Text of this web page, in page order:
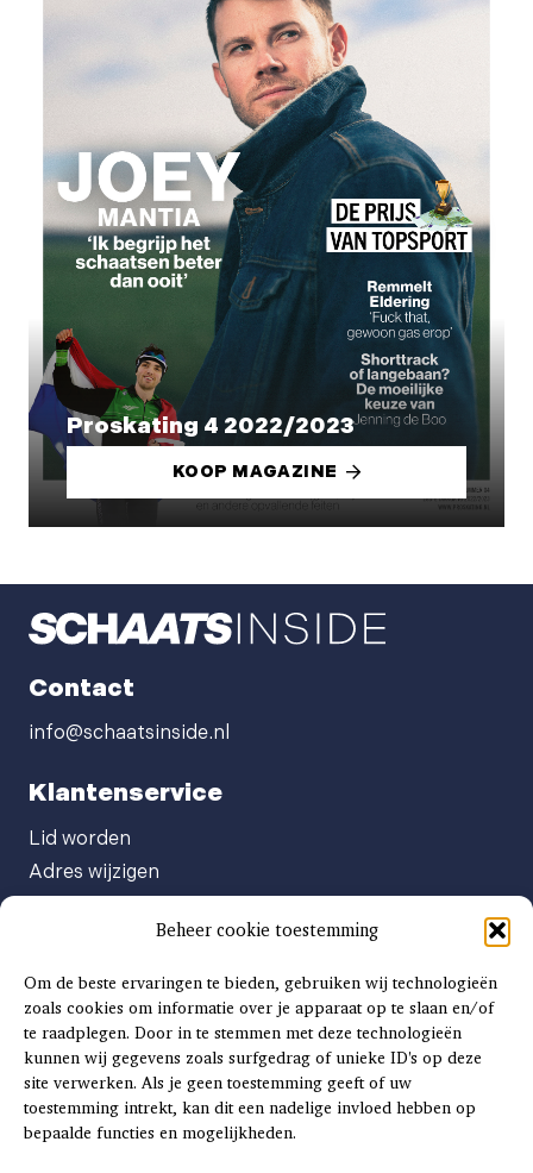
Beheer cookie toestemming
Om de beste ervaringen te bieden, gebruiken wij technologieën
zoals cookies om informatie over je apparaat op te slaan en/of
te raadplegen. Door in te stemmen met deze technologieën
kunnen wij gegevens zoals surfgedrag of unieke ID's op deze
site verwerken. Als je geen toestemming geeft of uw
toestemming intrekt, kan dit een nadelige invloed hebben op
bepaalde functies en mogelijkheden.
Proskating 4 2022/2023
KOOP MAGAZINE
Contact
info@schaatsinside.nl
Klantenservice
Lid worden
Adres wijzigen
Abonnement opzeggen
Afgeven automatische incasso
Factuur betalen
Klachtenformulier
Overige vragen
Adverteren